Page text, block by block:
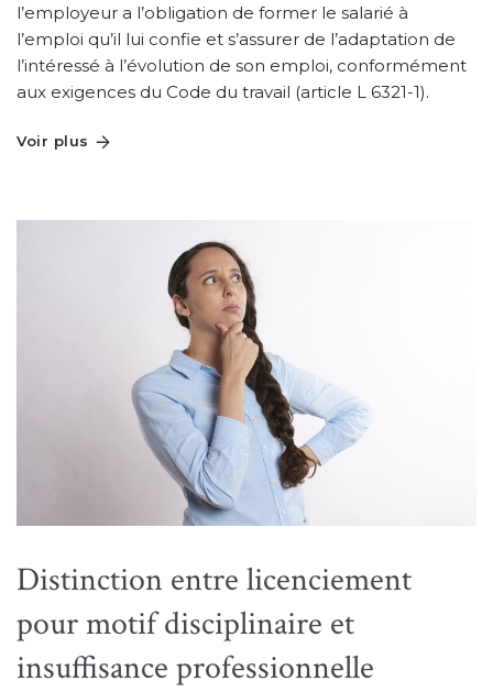
l’employeur a l’obligation de former le salarié à
l’emploi qu’il lui confie et s’assurer de l’adaptation de
l’intéressé à l’évolution de son emploi, conformément
aux exigences du Code du travail (article L 6321-1).
Voir plus
Distinction entre licenciement
pour motif disciplinaire et
insuffisance professionnelle